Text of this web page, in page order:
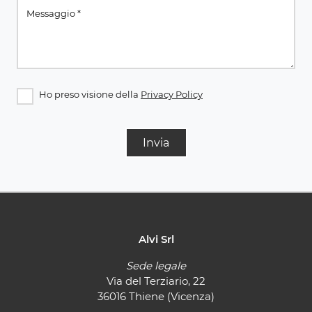
Ho preso visione della Privacy Policy
Invia
Alvi Srl
Sede legale
Via del Terziario, 22
36016 Thiene (Vicenza)